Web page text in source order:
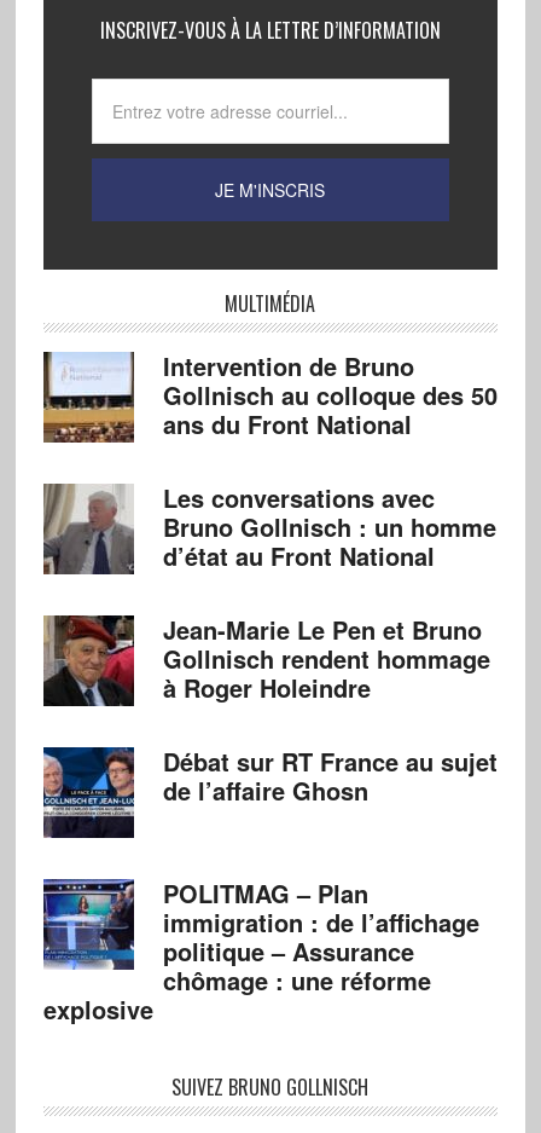
INSCRIVEZ-VOUS À LA LETTRE D’INFORMATION
MULTIMÉDIA
Intervention de Bruno
Gollnisch au colloque des 50
ans du Front National
Les conversations avec
Bruno Gollnisch : un homme
d’état au Front National
Jean-Marie Le Pen et Bruno
Gollnisch rendent hommage
à Roger Holeindre
Débat sur RT France au sujet
de l’affaire Ghosn
POLITMAG – Plan
immigration : de l’affichage
politique – Assurance
chômage : une réforme
explosive
SUIVEZ BRUNO GOLLNISCH